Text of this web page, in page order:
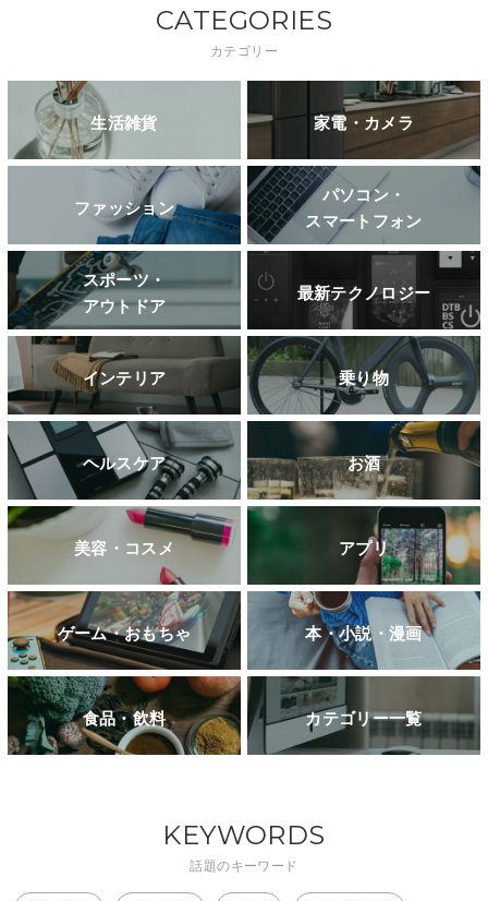
CATEGORIES
カテゴリー
生活雑貨 家電・カメラ
ファッション
パソコン・
スマートフォン
スポーツ・
アウトドア
最新テクノロジー
インテリア 乗り物
ヘルスケア お酒
美容・コスメ アプリ
ゲーム・おもちゃ 本・小説・漫画
食品・飲料 カテゴリー一覧
KEYWORDS
話題のキーワード